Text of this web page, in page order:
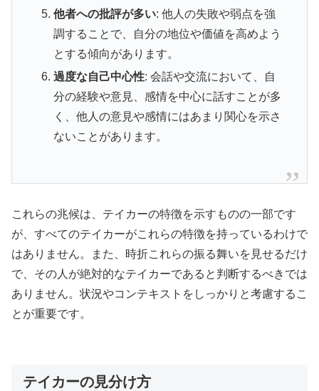
他者への批評が多い: 他人の失敗や弱点を強
調することで、自分の地位や価値を高めよう
とする傾向があります。
過度な自己中心性: 会話や交流において、自
分の経験や意見、感情を中心に話すことが多
く、他人の意見や感情にはあまり関心を示さ
ないことがあります。
これらの兆候は、テイカーの特徴を示すものの一部です
が、すべてのテイカーがこれらの特徴を持っているわけで
はありません。また、時折これらの振る舞いを見せるだけ
で、その人が絶対的なテイカーであると判断するべきでは
ありません。状況やコンテキストをしっかりと考慮するこ
とが重要です。
テイカーの見分け方